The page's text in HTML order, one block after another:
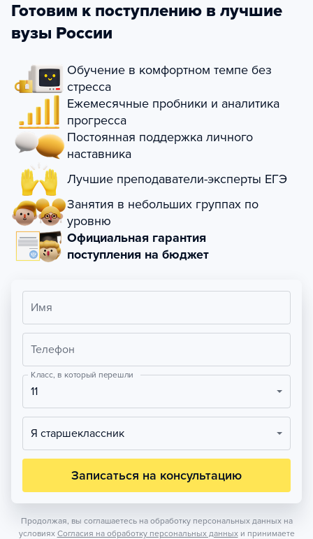
Готовим к поступлению в лучшие
вузы России
Обучение в комфортном темпе без
стресса
Ежемесячные пробники и аналитика
прогресса
Постоянная поддержка личного
наставника
Лучшие преподаватели-эксперты ЕГЭ
Занятия в небольших группах по
уровню
Официальная гарантия
поступления на бюджет
Имя
Телефон
Класс, в который перешли
11
Я старшеклассник
Записаться на консультацию
Продолжая, вы соглашаетесь на обработку персональных данных на
условиях Согласия на обработку персональных данных и принимаете